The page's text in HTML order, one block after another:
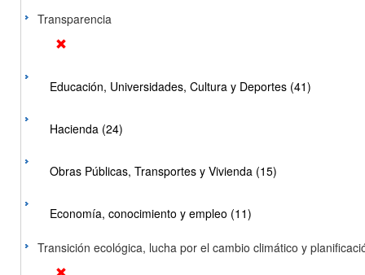
Transparencia
Educación, Universidades, Cultura y Deportes (41)
Hacienda (24)
Obras Públicas, Transportes y Vivienda (15)
Economía, conocimiento y empleo (11)
Transición ecológica, lucha por el cambio climático y